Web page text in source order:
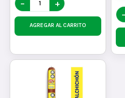
− +
AGREGAR AL CARRITO
−